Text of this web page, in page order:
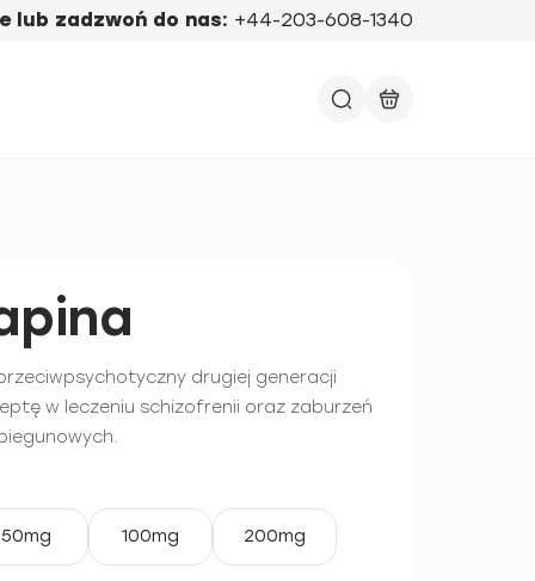
lub zadzwoń do nas: +44-203-608-1340
drugiej generacji
w leczeniu schizofrenii oraz zaburzeń
50mg 100mg 200mg